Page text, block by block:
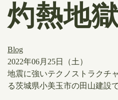
灼熱地獄
Blog
2022年06月25日（土）
地震に強いテクノストラクチ
る茨城県小美玉市の田山建設で